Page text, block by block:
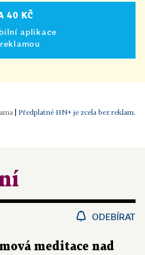
40 KČ
aplikace
Předplatné HN+ je zcela bez reklam.
ODEBÍRAT
meditace nad